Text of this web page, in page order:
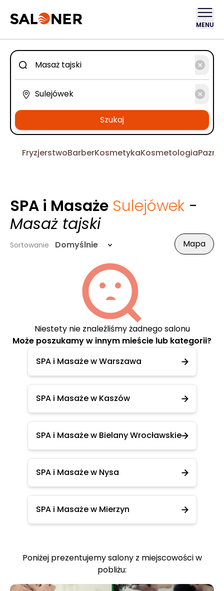
MENU
Szukaj
FryzjerstwoBarberKosmetykaKosmetologia
SPA i Masaże Sulejówek -
Masaż tajski
Sortowanie Domyślnie Mapa
Niestety nie znaleźliśmy żadnego salonu
Może poszukamy w innym mieście lub kategorii?
SPA i Masaże w Warszawa
SPA i Masaże w Kaszów
SPA i Masaże w Bielany Wrocławskie
SPA i Masaże w Nysa
SPA i Masaże w Mierzyn
Poniżej prezentujemy salony z miejscowości w
pobliżu: